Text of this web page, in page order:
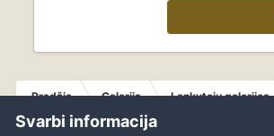
Pradžia Galerija Lankytojų galerijos
Svarbi informacija